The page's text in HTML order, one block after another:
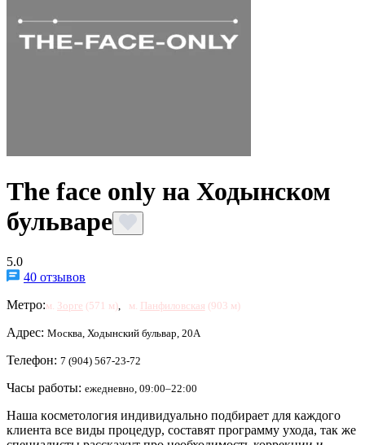
The face only на Ходынском
бульваре
5.0
40 отзывов
Метро:м. Зорге (571 м) м. Панфиловская (903 м)
Адрес: Москва, Ходынский бульвар, 20А
Телефон: 7 (904) 567-23-72
Часы работы: ежедневно, 09:00–22:00
Наша косметология индивидуально подбирает для каждого
клиента все виды процедур, составят программу ухода, так же